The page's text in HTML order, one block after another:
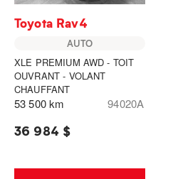
Toyota Rav4
AUTO
XLE PREMIUM AWD - TOIT
OUVRANT - VOLANT
CHAUFFANT
53 500 km 94020A
36 984 $